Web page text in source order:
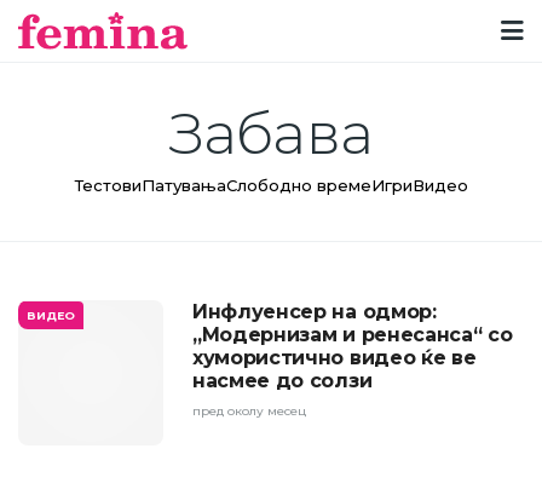
Забава
ТестовиПатувањаСлободно времеИгриВидео
ВИДЕО
Инфлуенсер на одмор:
„Модернизам и ренесанса“ со
хумористично видео ќе ве
насмее до солзи
пред околу месец